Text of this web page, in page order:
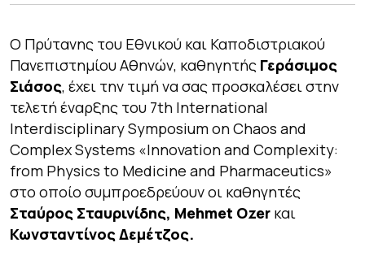
Ο Πρύτανης του Εθνικού και Καποδιστριακού
Πανεπιστημίου Αθηνών, καθηγητής Γεράσιμος
Σιάσος, έχει την τιμή να σας προσκαλέσει στην
τελετή έναρξης του 7th International
Interdisciplinary Symposium on Chaos and
Complex Systems «Innovation and Complexity:
from Physics to Medicine and Pharmaceutics»
στο οποίο συμπροεδρεύουν οι καθηγητές
Σταύρος Σταυρινίδης, Mehmet Ozer και
Κωνσταντίνος Δεμέτζος.